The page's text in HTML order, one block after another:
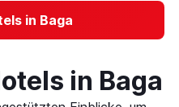
in Baga
in Baga